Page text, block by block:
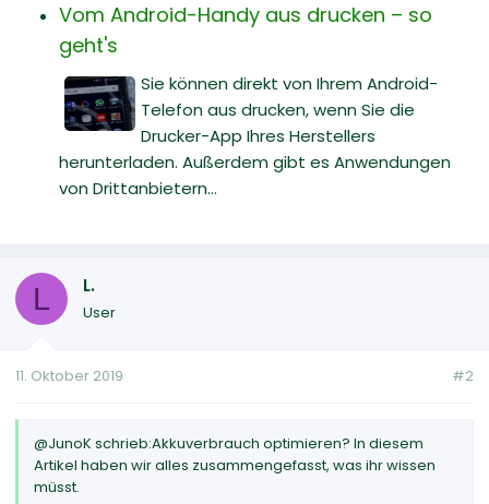
Vom Android-Handy aus drucken – so
geht's
Sie können direkt von Ihrem Android-
Telefon aus drucken, wenn Sie die
Drucker-App Ihres Herstellers
herunterladen. Außerdem gibt es Anwendungen
von Drittanbietern...
L L.
User
11. Oktober 2019 #2
@JunoK schrieb:Akkuverbrauch optimieren? In diesem
Artikel haben wir alles zusammengefasst, was ihr wissen
müsst.